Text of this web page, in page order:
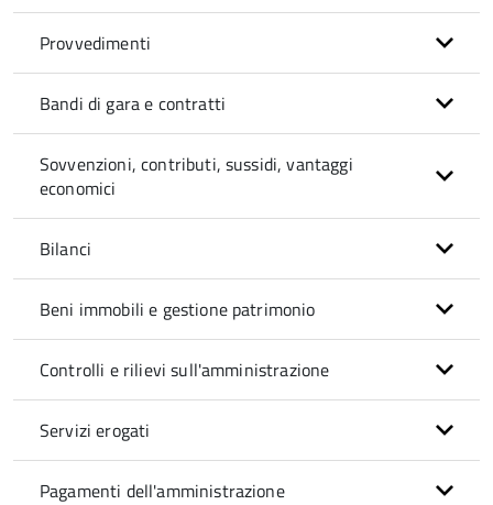
Provvedimenti
Bandi di gara e contratti
Sovvenzioni, contributi, sussidi, vantaggi
economici
Bilanci
Beni immobili e gestione patrimonio
Controlli e rilievi sull'amministrazione
Servizi erogati
Pagamenti dell'amministrazione